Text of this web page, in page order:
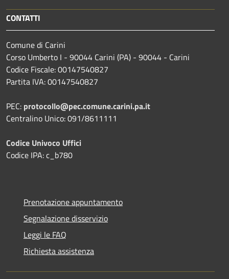
CONTATTI
Comune di Carini
Corso Umberto I - 90044 Carini (PA) - 90044 - Carini
Codice Fiscale: 00147540827
Partita IVA: 00147540827
PEC: protocollo@pec.comune.carini.pa.it
Centralino Unico: 091/8611111
Codice Univoco Uffici
Codice IPA: c_b780
Prenotazione appuntamento
Segnalazione disservizio
Leggi le FAQ
Richiesta assistenza